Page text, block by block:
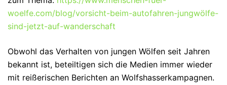
woelfe.com/blog/vorsicht-beim-autofahren-jungwölfe-
sind-jetzt-auf-wanderschaft
Obwohl das Verhalten von jungen Wölfen seit Jahren
bekannt ist, beteiltigen sich die Medien immer wieder
mit reißerischen Berichten an Wolfshasserkampagnen.